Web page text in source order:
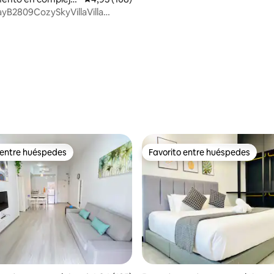
en Malaca
huéspedes
huéspedes Favorito entre huéspedes
Favorito entre huéspedes